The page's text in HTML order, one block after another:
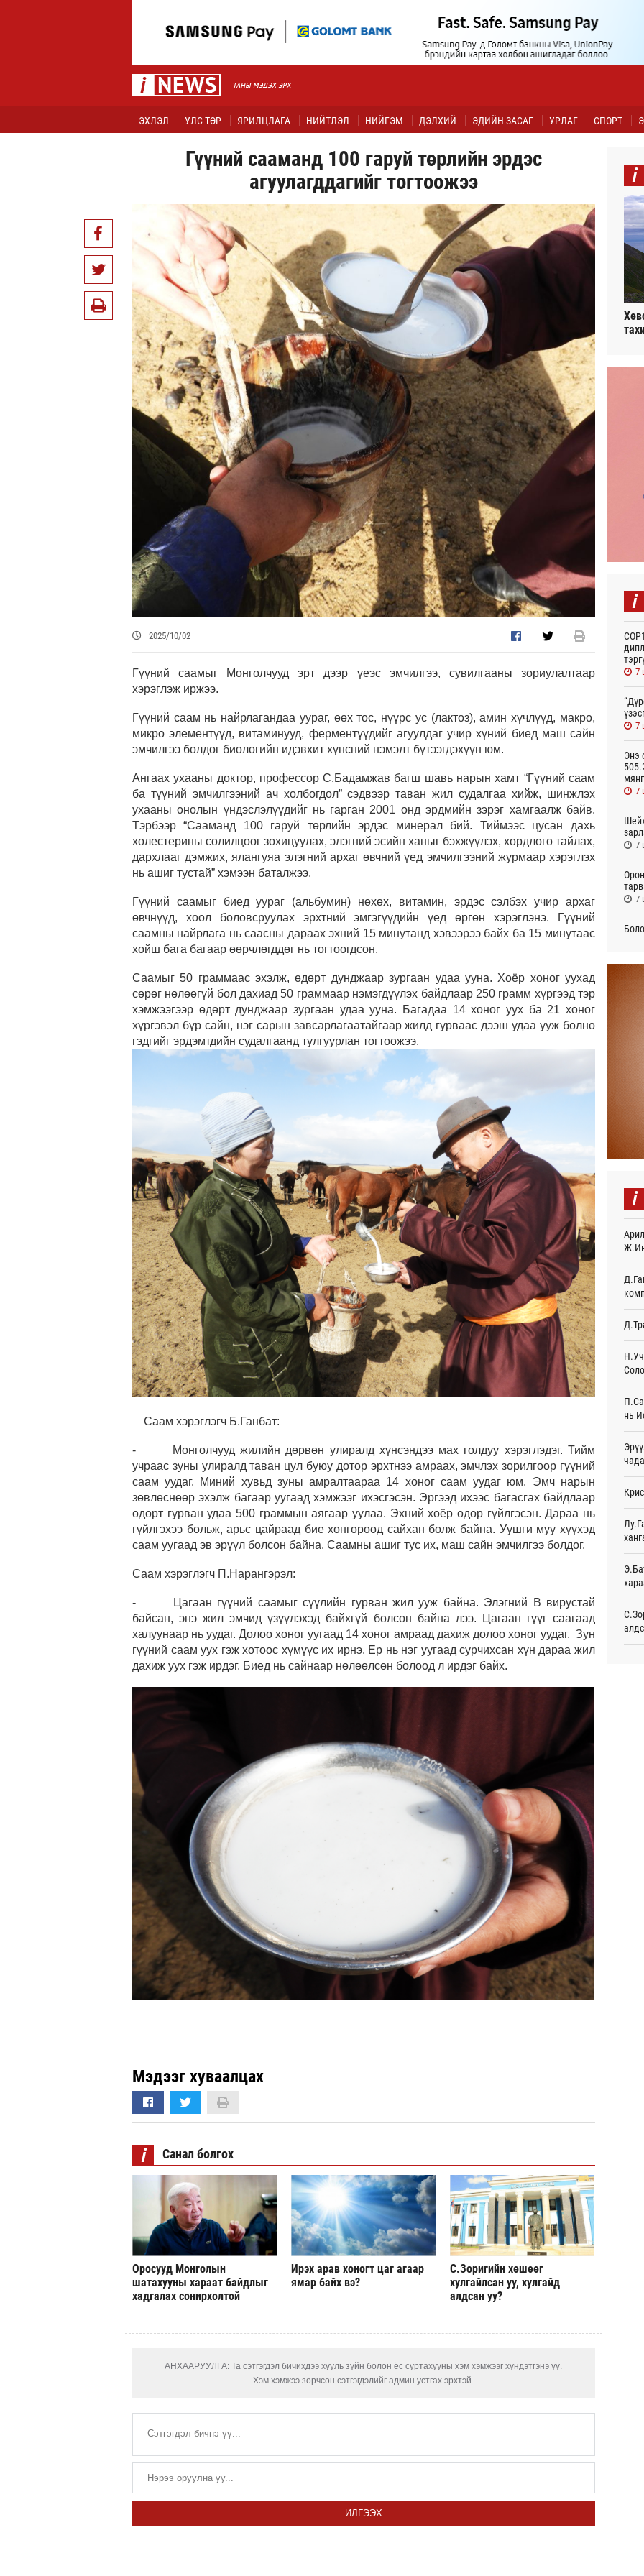
ЭХЛЭЛ УЛС ТӨР ЯРИЛЦЛАГА НИЙТЛЭЛ НИЙГЭМ ДЭЛХИЙ ЭДИЙН ЗАСАГ УРЛАГ СПОРТ
Гүүний сааманд 100 гаруй төрлийн эрдэс
агуулагддагийг тогтоожээ
2025/10/02
Гүүний саамыг Монголчууд эрт дээр үеэс эмчилгээ, сувилгааны зориулалтаар
хэрэглэж иржээ.
Гүүний саам нь найрлагандаа уураг, өөх тос, нүүрс ус (лактоз), амин хүчлүүд, макро,
микро элементүүд, витаминууд, ферментүүдийг агуулдаг учир хүний биед маш сайн
эмчилгээ болдог биологийн идэвхит хүнсний нэмэлт бүтээгдэхүүн юм.
Ангаах ухааны доктор, профессор С.Бадамжав багш шавь нарын хамт “Гүүний саам
ба түүний эмчилгээний ач холбогдол” сэдвээр таван жил судалгаа хийж, шинжлэх
ухааны онолын үндэслэлүүдийг нь гарган 2001 онд эрдмийн зэрэг хамгаалж байв.
Тэрбээр “Сааманд 100 гаруй төрлийн эрдэс минерал бий. Тиймээс цусан дахь
холестерины солилцоог зохицуулах, элэгний эсийн ханыг бэхжүүлэх, хордлого тайлах,
дархлааг дэмжих, ялангуяа элэгний архаг өвчний үед эмчилгээний журмаар хэрэглэх
нь ашиг тустай” хэмээн баталжээ.
Гүүний саамыг биед уураг (альбумин) нөхөх, витамин, эрдэс сэлбэх учир архаг
өвчнүүд, хоол боловсруулах эрхтний эмгэгүүдийн үед өргөн хэрэглэнэ. Гүүний
саамны найрлага нь саасны дараах эхний 15 минутанд хэвээрээ байх ба 15 минутаас
хойш бага багаар өөрчлөгддөг нь тогтоогдсон.
Саамыг 50 граммаас эхэлж, өдөрт дунджаар зургаан удаа ууна. Хоёр хоног уухад
сөрөг нөлөөгүй бол дахиад 50 граммаар нэмэгдүүлэх байдлаар 250 грамм хүргээд тэр
хэмжээгээр өдөрт дунджаар зургаан удаа ууна. Багадаа 14 хоног уух ба 21 хоног
хүргэвэл бүр сайн, нэг сарын завсарлагаатайгаар жилд гурваас дээш удаа ууж болно
гэдгийг эрдэмтдийн судалгаанд тулгуурлан тогтоожээ.
Саам хэрэглэгч Б.Ганбат:
- Монголчууд жилийн дөрвөн улиралд хүнсэндээ мах голдуу хэрэглэдэг. Тийм
учраас зуны улиралд таван цул буюу дотор эрхтнээ амраах, эмчлэх зорилгоор гүүний
саам уудаг. Миний хувьд зуны амралтаараа 14 хоног саам уудаг юм. Эмч нарын
зөвлөснөөр эхэлж багаар уугаад хэмжээг ихэсгэсэн. Эргээд ихээс багасгах байдлаар
өдөрт гурван удаа 500 граммын аягаар уулаа. Эхний хоёр өдөр гүйлгэсэн. Дараа нь
гүйлгэхээ больж, арьс цайраад бие хөнгөрөөд сайхан болж байна. Уушги муу хүүхэд
саам уугаад эв эрүүл болсон байна. Саамны ашиг тус их, маш сайн эмчилгээ болдог.
Саам хэрэглэгч П.Нарангэрэл:
- Цагаан гүүний саамыг сүүлийн гурван жил ууж байна. Элэгний В вирустай
байсан, энэ жил эмчид үзүүлэхэд байхгүй болсон байна лээ. Цагаан гүүг саагаад
халуунаар нь уудаг. Долоо хоног уугаад 14 хоног амраад дахиж долоо хоног уудаг. Зун
гүүний саам уух гэж хотоос хүмүүс их ирнэ. Ер нь нэг уугаад сурчихсан хүн дараа жил
дахиж уух гэж ирдэг. Биед нь сайнаар нөлөөлсөн болоод л ирдэг байх.
Мэдээг хуваалцах
i Санал болгох
Оросууд Монголын
шатахууны хараат байдлыг
хадгалах сонирхолтой
Ирэх арав хоногт цаг агаар
ямар байх вэ?
С.Зоригийн хөшөөг
хулгайлсан уу, хулгайд
алдсан уу?
АНХААРУУЛГА: Та сэтгэгдэл бичихдээ хууль зүйн болон ёс суртахууны хэм хэмжээг хүндэтгэнэ үү.
Хэм хэмжээ зөрчсөн сэтгэгдэлийг админ устгах эрхтэй.
ИЛГЭЭХ
i
i
7
7
Энэ
7
7
7
7
Энэ
i
нь